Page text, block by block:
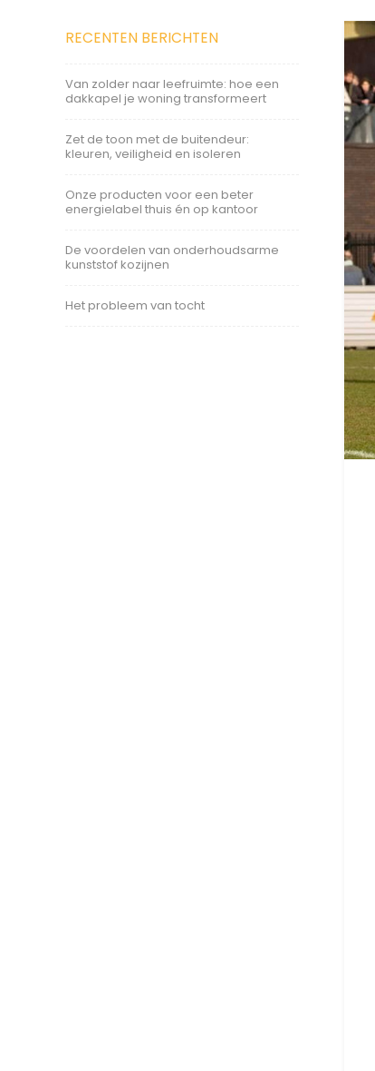
RECENTEN BERICHTEN
Van zolder naar leefruimte: hoe een
dakkapel je woning transformeert
Zet de toon met de buitendeur:
kleuren, veiligheid en isoleren
Onze producten voor een beter
energielabel thuis én op kantoor
De voordelen van onderhoudsarme
kunststof kozijnen
Het probleem van tocht